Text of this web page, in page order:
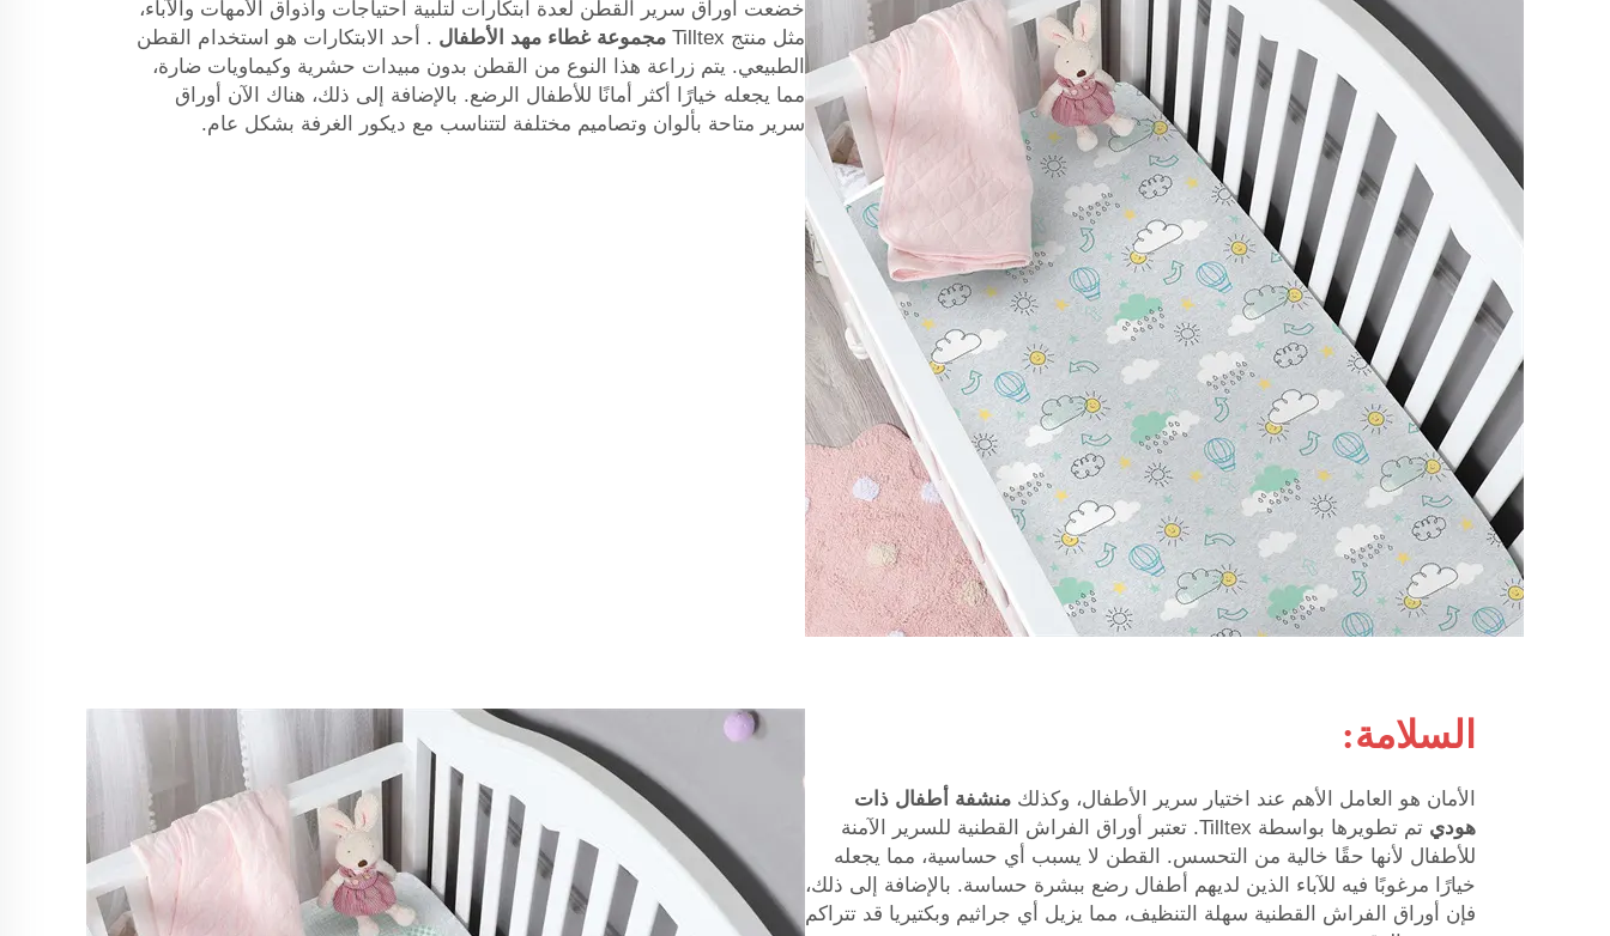
خضعت أوراق سرير القطن لعدة ابتكارات لتلبية احتياجات وأذواق الأمهات والآباء،
مثل منتج Tilltex
مجموعة غطاء مهد الأطفال . أحد الابتكارات هو استخدام القطن
الطبيعي. يتم زراعة هذا النوع من القطن بدون مبيدات حشرية وكيماويات ضارة،
مما يجعله خيارًا أكثر أمانًا للأطفال الرضع. بالإضافة إلى ذلك، هناك الآن أوراق
سرير متاحة بألوان وتصاميم مختلفة لتتناسب مع ديكور الغرفة بشكل عام.
السلامة:
الأمان هو العامل الأهم عند اختيار سرير الأطفال، وكذلك منشفة أطفال ذات
هودي
تم تطويرها بواسطة Tilltex. تعتبر أوراق الفراش القطنية للسرير الآمنة
للأطفال لأنها حقًا خالية من التحسس. القطن لا يسبب أي حساسية، مما يجعله
خيارًا مرغوبًا فيه للآباء الذين لديهم أطفال رضع ببشرة حساسة. بالإضافة إلى ذلك،
فإن أوراق الفراش القطنية سهلة التنظيف، مما يزيل أي جراثيم وبكتيريا قد تتراكم